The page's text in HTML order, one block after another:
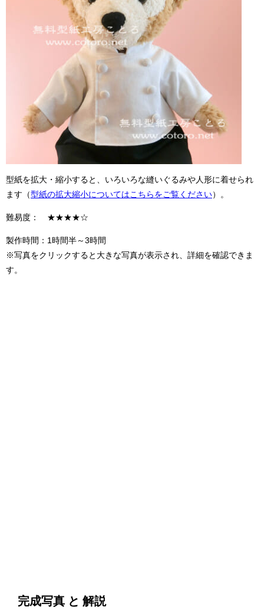
型紙を拡大・縮小すると、いろいろな縫いぐるみや人形に着せられ
ます（型紙の拡大縮小についてはこちらをご覧ください）。
難易度： ★★★★☆
製作時間：1時間半～3時間
※写真をクリックすると大きな写真が表示され、詳細を確認できま
す。
完成写真 と 解説